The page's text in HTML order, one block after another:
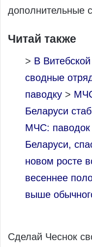
дополнительные
Читай также
> В
сводные
паводку >
Беларуси
МЧС: паводок
Беларуси,
новом росте
весеннее
выше
Сделай Чеснок